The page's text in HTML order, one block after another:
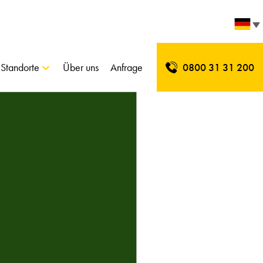
Standorte Über uns Anfrage 0800 31 31 200